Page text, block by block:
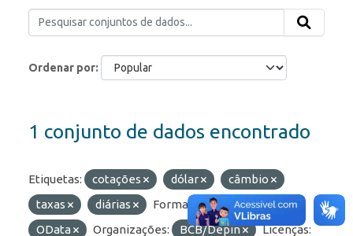
Ordenar por
1 conjunto de dados encontrado
Etiquetas: cotações dólar
câmbio
taxas
diárias Formatos:
JSON
OData
Organizações: BCB/Depin
Licenças: